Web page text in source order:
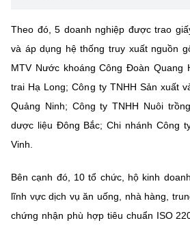
Vietnamese
BỘ KHOA HỌC VÀ
Điều khoản sử dụng
Cơ quan chủ quản: Bộ Khoa học và
Chịu trách nhiệm nội dung: Nguyễn Thị
Giám đốc Trung tâm Truyền thông Khoa
Theo đó, 5 doanh nghiệp được trao
và áp dụng hệ thống truy xuất nguồn
MTV Nước khoáng Công Đoàn Quang
trai Hạ Long; Công ty TNHH Sản xuất
Quảng Ninh; Công ty TNHH Nuôi
dược liệu Đông Bắc; Chi nhánh Công
Vinh.
Bên cạnh đó, 10 tổ chức, hộ kinh
lĩnh vực dịch vụ ăn uống, nhà hàng,
chứng nhận phù hợp tiêu chuẩn ISO